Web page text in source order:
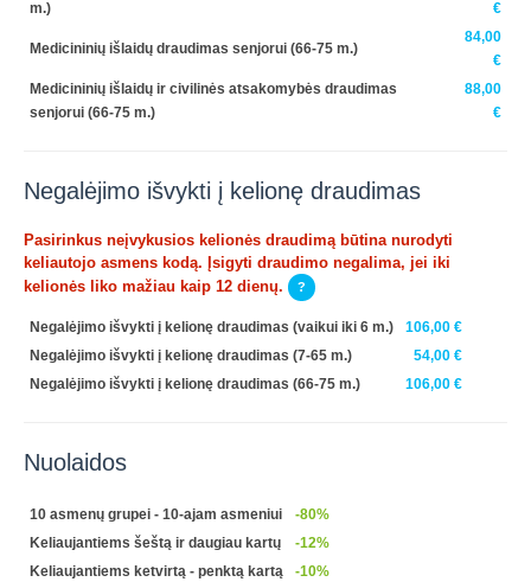
m.) €
Medicininių išlaidų draudimas senjorui (66-75 m.)
84,00
€
Medicininių išlaidų ir civilinės atsakomybės draudimas
senjorui (66-75 m.)
88,00
€
Negalėjimo išvykti į kelionę draudimas
Pasirinkus neįvykusios kelionės draudimą būtina nurodyti
keliautojo asmens kodą. Įsigyti draudimo negalima, jei iki
kelionės liko mažiau kaip 12 dienų.
?
Negalėjimo išvykti į kelionę draudimas (vaikui iki 6 m.)
106,00 €
Negalėjimo išvykti į kelionę draudimas (7-65 m.)
54,00 €
Negalėjimo išvykti į kelionę draudimas (66-75 m.)
106,00 €
Nuolaidos
10 asmenų grupei - 10-ajam asmeniui
-80%
Keliaujantiems šeštą ir daugiau kartų
-12%
Keliaujantiems ketvirtą - penktą kartą
-10%